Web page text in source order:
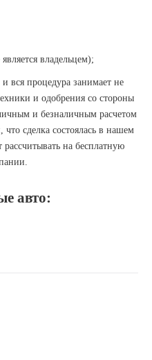
владельцем);
вся процедура занимает не
и одобрения со стороны
и безналичным расчетом
сделка состоялась в нашем
на бесплатную
авто: